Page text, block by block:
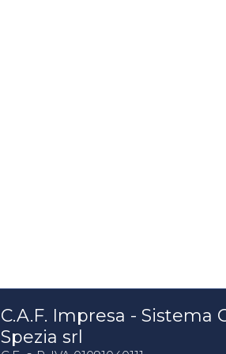
C.A.F. Impresa - Sistema
Spezia srl